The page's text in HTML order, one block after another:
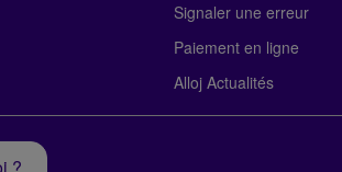
Signaler une erreur
Paiement en ligne
Alloj Actualités